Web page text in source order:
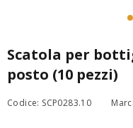
Scatola per
posto (10 pezzi)
Codice: SCP0283.10